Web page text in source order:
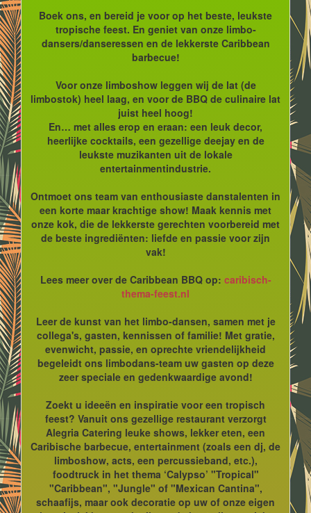
Boek ons, en bereid je voor op het beste, leukste
tropische feest. En geniet van onze limbo-
dansers/danseressen en de lekkerste Caribbean
barbecue!
Voor onze limboshow leggen wij de lat (de
limbostok) heel laag, en voor de BBQ de culinaire lat
juist heel hoog!
En… met alles erop en eraan: een leuk decor,
heerlijke cocktails, een gezellige deejay en de
leukste muzikanten uit de lokale
entertainmentindustrie.
Ontmoet ons team van enthousiaste danstalenten in
een korte maar krachtige show! Maak kennis met
onze kok, die de lekkerste gerechten voorbereid met
de beste ingrediënten: liefde en passie voor zijn
vak!
Lees meer over de Caribbean BBQ op: caribisch-
thema-feest.nl
Leer de kunst van het limbo-dansen, samen met je
collega's, gasten, kennissen of familie! Met gratie,
evenwicht, passie, en oprechte vriendelijkheid
begeleidt ons limbodans-team uw gasten op deze
zeer speciale en gedenkwaardige avond!
Zoekt u ideeën en inspiratie voor een tropisch
feest? Vanuit ons gezellige restaurant verzorgt
Alegria Catering leuke shows, lekker eten, een
Caribische barbecue, entertainment (zoals een dj, de
limboshow, acts, een percussieband, etc.),
foodtruck in het thema ‘Calypso’ "Tropical"
"Caribbean", "Jungle" of "Mexican Cantina",
schaafijs, maar ook decoratie op uw of onze eigen